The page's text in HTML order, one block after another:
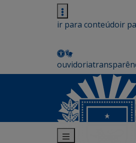
ir para conteúdoir
ouvidoria